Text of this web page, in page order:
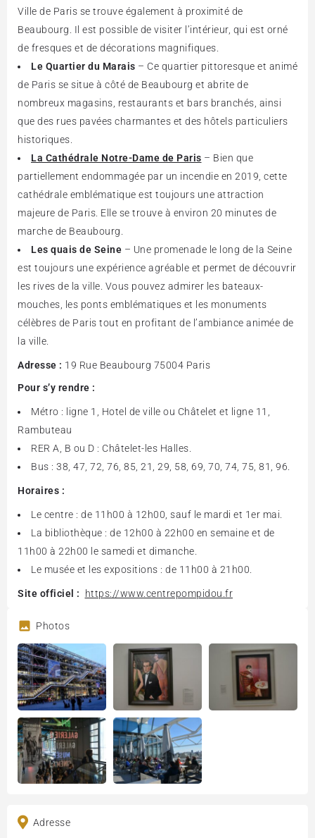
Ville de Paris se trouve également à proximité de
Beaubourg. Il est possible de visiter l’intérieur, qui est orné
de fresques et de décorations magnifiques.
Le Quartier du Marais – Ce quartier pittoresque et animé
de Paris se situe à côté de Beaubourg et abrite de
nombreux magasins, restaurants et bars branchés, ainsi
que des rues pavées charmantes et des hôtels particuliers
historiques.
La Cathédrale Notre-Dame de Paris – Bien que
partiellement endommagée par un incendie en 2019, cette
cathédrale emblématique est toujours une attraction
majeure de Paris. Elle se trouve à environ 20 minutes de
marche de Beaubourg.
Les quais de Seine – Une promenade le long de la Seine
est toujours une expérience agréable et permet de découvrir
les rives de la ville. Vous pouvez admirer les bateaux-
mouches, les ponts emblématiques et les monuments
célèbres de Paris tout en profitant de l’ambiance animée de
la ville.
Adresse : 19 Rue Beaubourg 75004 Paris
Pour s’y rendre :
Métro : ligne 1, Hotel de ville ou Châtelet et ligne 11,
Rambuteau
RER A, B ou D : Châtelet-les Halles.
Bus : 38, 47, 72, 76, 85, 21, 29, 58, 69, 70, 74, 75, 81, 96.
Horaires :
Le centre : de 11h00 à 12h00, sauf le mardi et 1er mai.
La bibliothèque : de 12h00 à 22h00 en semaine et de
11h00 à 22h00 le samedi et dimanche.
Le musée et les expositions : de 11h00 à 21h00.
Site officiel : https://www.centrepompidou.fr
Photos
Adresse